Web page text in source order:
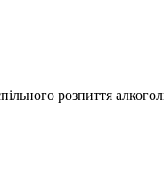
розпиття